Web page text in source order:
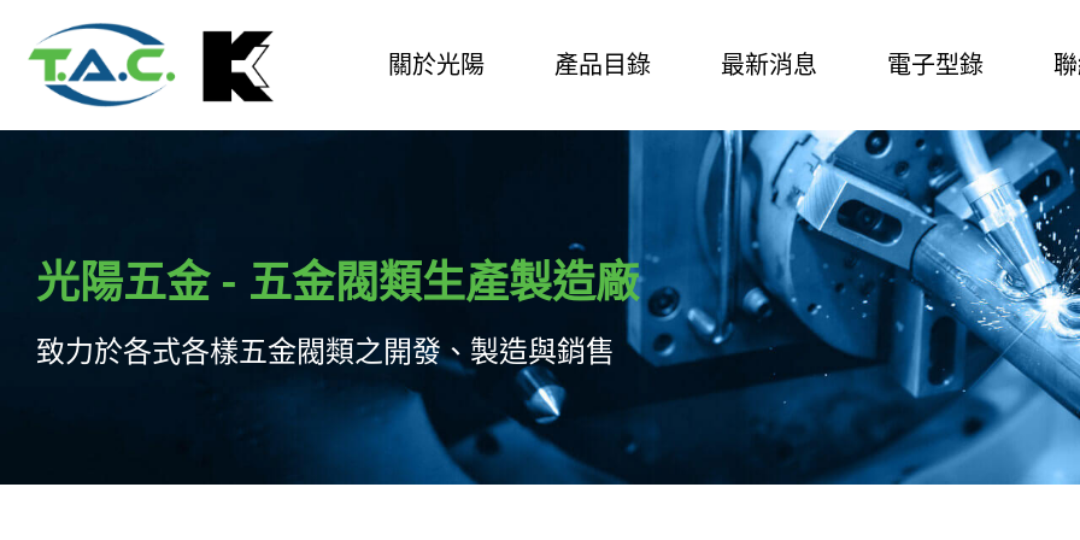
關於光陽 產品目錄 最新消息 電子型錄
光陽五金 - 五金閥類生產製造廠
致力於各式各樣五金閥類之開發、製造與銷售